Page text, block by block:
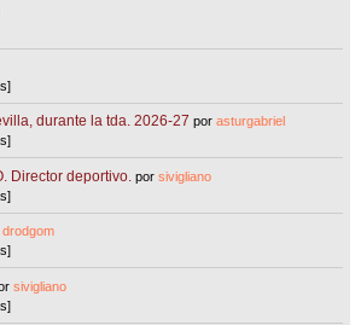
durante la tda. 2026-27 porasturgabriel
Director deportivo. porsivigliano
drodgom
sivigliano